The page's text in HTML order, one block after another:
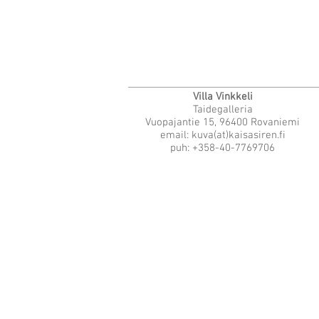
Villa Vinkkeli
Taidegalleria
Vuopajantie 15, 96400 Rovaniemi
email: kuva(at)kaisasiren.fi
puh: +358-40-7769706